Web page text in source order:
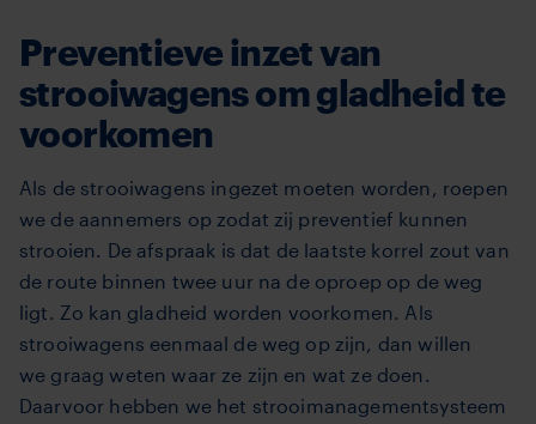
Preventieve inzet van
strooiwagens om gladheid te
voorkomen
Als de strooiwagens ingezet moeten worden, roepen
we de aannemers op zodat zij preventief kunnen
strooien. De afspraak is dat de laatste korrel zout van
de route binnen twee uur na de oproep op de weg
ligt. Zo kan gladheid worden voorkomen. Als
strooiwagens eenmaal de weg op zijn, dan willen
we graag weten waar ze zijn en wat ze doen.
Daarvoor hebben we het strooimanagementsysteem